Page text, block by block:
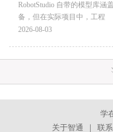
RobotStudio 自带的模型库涵
备，但在实际项目中，工程
2026-08-03
学
关于智通
｜ 联